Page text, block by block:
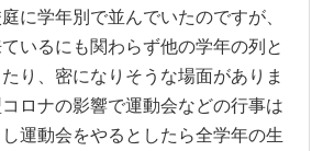
に学年別で並んでいたのですが、
いるにも関わらず他の学年の列と
り、密になりそうな場面がありま
ロナの影響で運動会などの行事は
運動会をやるとしたら全学年の生